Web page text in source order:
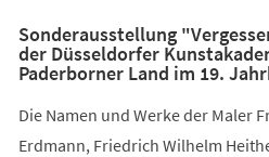
Sonderausstellung
der Düsseldorfer
Paderborner Land im 19.
Die Namen und Werke der Maler
Erdmann, Friedrich Wilhelm